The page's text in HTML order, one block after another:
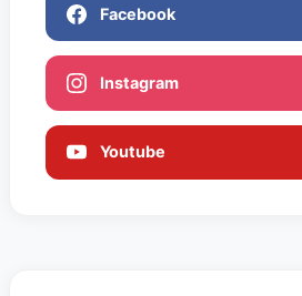
Facebook
Instagram
Youtube